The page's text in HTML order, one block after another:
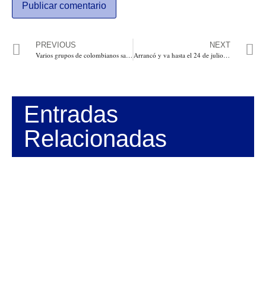
PREVIOUS
Varios grupos de colombianos salen a marchar hoy en varias ciudades del país contra la amenaza comunista
NEXT
Arrancó y va hasta el 24 de julio la segunda versión de la feria Agroexpo Caribe en el centro de eventos Puerta de Oro en Barranquilla
Entradas
Relacionadas